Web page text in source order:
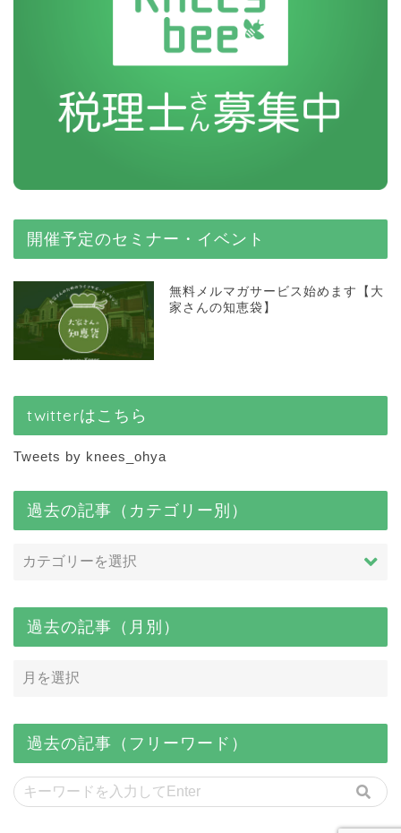
開催予定のセミナー・イベント
無料メルマガサービス始めます【大
家さんの知恵袋】
twitterはこちら
Tweets by knees_ohya
過去の記事（カテゴリー別）
過去の記事（月別）
過去の記事（フリーワード）